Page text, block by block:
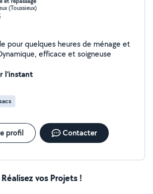
(Toussieux)
pour quelques heures de ménage et
efficace et soigneuse
l'instant
profil Contacter
Réalisez vos Projets !